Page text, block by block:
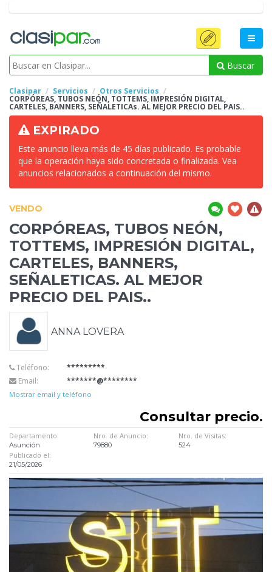
Buscar
Clasipar Servicios Otros Servicios
CORPÓREAS, TUBOS NEÓN, TOTTEMS, IMPRESIÓN DIGITAL,
CARTELES, BANNERS, SEÑALETICAs. AL MEJOR PRECIO DEL PAIS..
EXPIRADO
Este anuncio lleva más de 45 días publicado. Es probable
que la operación haya sido concretada o finalizada. Vea
anuncios relacionados a continuación del mismo.
VENDO
CORPÓREAS, TUBOS NEÓN,
TOTTEMS, IMPRESIÓN DIGITAL,
CARTELES, BANNERS,
SEÑALETICAS. AL MEJOR
PRECIO DEL PAIS..
ANNA LOVERA
Teléfono:
*********
Email:
*******@********
Mostrar email y teléfono
Consultar precio.
Departamento:
Asunción
Nro. de Anuncio:
79880
Nro. de Visitas:
524
Publicado el:
21/05/2026